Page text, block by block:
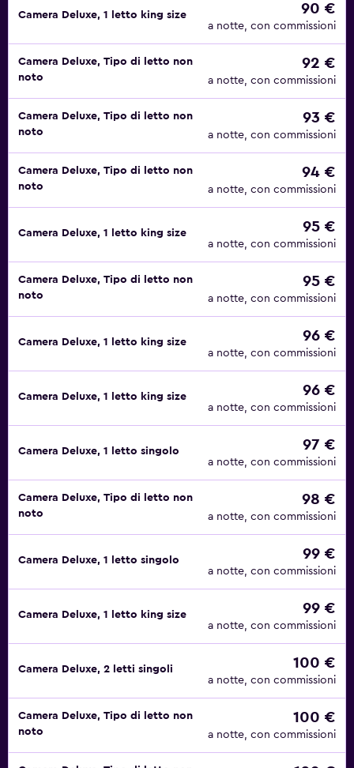
Camera Deluxe, 1 letto king size 90 €
a notte, con commissioni
Camera Deluxe, Tipo di letto non
noto
92 €
a notte, con commissioni
Camera Deluxe, Tipo di letto non
noto
93 €
a notte, con commissioni
Camera Deluxe, Tipo di letto non
noto
94 €
a notte, con commissioni
Camera Deluxe, 1 letto king size 95 €
a notte, con commissioni
Camera Deluxe, Tipo di letto non
noto
95 €
a notte, con commissioni
Camera Deluxe, 1 letto king size 96 €
a notte, con commissioni
Camera Deluxe, 1 letto king size 96 €
a notte, con commissioni
Camera Deluxe, 1 letto singolo 97 €
a notte, con commissioni
Camera Deluxe, Tipo di letto non
noto
98 €
a notte, con commissioni
Camera Deluxe, 1 letto singolo 99 €
a notte, con commissioni
Camera Deluxe, 1 letto king size 99 €
a notte, con commissioni
Camera Deluxe, 2 letti singoli 100 €
a notte, con commissioni
Camera Deluxe, Tipo di letto non
noto
100 €
a notte, con commissioni